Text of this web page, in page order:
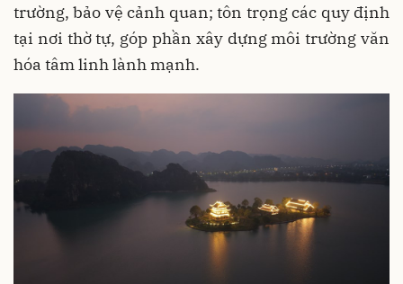
trường, bảo vệ cảnh quan; tôn trọng các quy định
tại nơi thờ tự, góp phần xây dựng môi trường văn
hóa tâm linh lành mạnh.